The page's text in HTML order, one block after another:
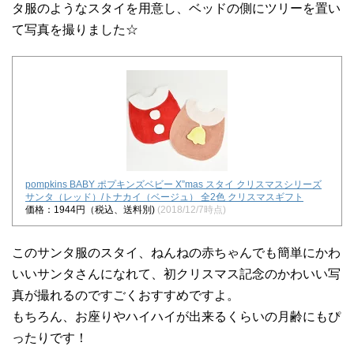
タ服のようなスタイを用意し、ベッドの側にツリーを置い
て写真を撮りました☆
pompkins BABY ポプキンズベビー X”mas スタイ クリスマスシリーズ
サンタ（レッド）/トナカイ（ベージュ） 全2色 クリスマスギフト
価格：1944円（税込、送料別) (2018/12/7時点)
このサンタ服のスタイ、ねんねの赤ちゃんでも簡単にかわ
いいサンタさんになれて、初クリスマス記念のかわいい写
真が撮れるのですごくおすすめですよ。
もちろん、お座りやハイハイが出来るくらいの月齢にもぴ
ったりです！